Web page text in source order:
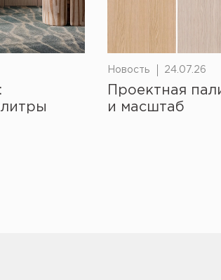
Новость 24.07.26
Проектная
и масштаб